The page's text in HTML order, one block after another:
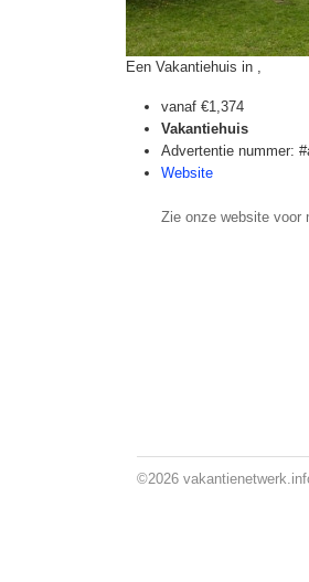
Een Vakantiehuis in ,
vanaf €1,374
Vakantiehuis
Advertentie nummer:
Website
Zie onze website voor
©2026